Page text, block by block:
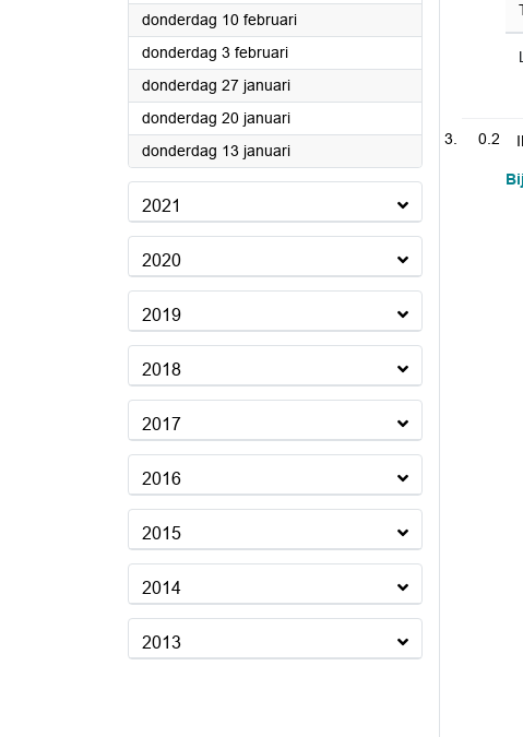
donderdag 10 februari2022
donderdag 3 februari2022
donderdag 27 januari2022
donderdag 20 januari2022
donderdag 13 januari2022
2021
2020
2019
2018
2017
2016
2015
2014
2013
0.2